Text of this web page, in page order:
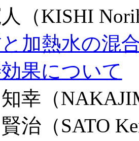
（KISHI
加熱水の混
果について
幸（
治（SATO